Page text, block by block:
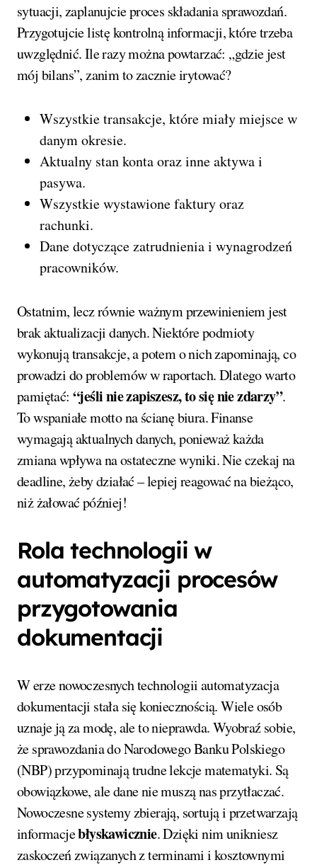
sytuacji, zaplanujcie proces składania sprawozdań.
Przygotujcie listę kontrolną informacji, które trzeba
uwzględnić. Ile razy można powtarzać: „gdzie jest
mój bilans”, zanim to zacznie irytować?
Wszystkie transakcje, które miały miejsce w
danym okresie.
Aktualny stan konta oraz inne aktywa i
pasywa.
Wszystkie wystawione faktury oraz
rachunki.
Dane dotyczące zatrudnienia i wynagrodzeń
pracowników.
Ostatnim, lecz równie ważnym przewinieniem jest
brak aktualizacji danych. Niektóre podmioty
wykonują transakcje, a potem o nich zapominają, co
prowadzi do problemów w raportach. Dlatego warto
pamiętać:“jeśli nie zapiszesz, to się nie zdarzy”.
To wspaniałe motto na ścianę biura. Finanse
wymagają aktualnych danych, ponieważ każda
zmiana wpływa na ostateczne wyniki. Nie czekaj na
deadline, żeby działać – lepiej reagować na bieżąco,
niż żałować później!
Rola technologii w
automatyzacji procesów
przygotowania
dokumentacji
W erze nowoczesnych technologii automatyzacja
dokumentacji stała się koniecznością. Wiele osób
uznaje ją za modę, ale to nieprawda. Wyobraź sobie,
że sprawozdania do Narodowego Banku Polskiego
(NBP) przypominają trudne lekcje matematyki. Są
obowiązkowe, ale dane nie muszą nas przytłaczać.
Nowoczesne systemy zbierają, sortują i przetwarzają
informacjebłyskawicznie. Dzięki nim unikniesz
zaskoczeń związanych z terminami i kosztownymi